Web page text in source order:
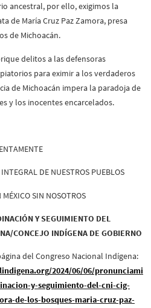
ancestral, por ello, exigimos la
de María Cruz Paz Zamora, presa
de Michoacán.
delitos a las defensoras
para eximir a los verdaderos
de Michoacán impera la paradoja de
y los inocentes encarcelados.
DE NUESTROS PUEBLOS
SIN NOSOTROS
Y SEGUIMIENTO DEL
CONCEJO INDÍGENA DE GOBIERNO
del Congreso Nacional Indígena:
2024/06/06/pronunciami
y-seguimiento-del-cni-cig-
de-los-bosques-maria-cruz-paz-